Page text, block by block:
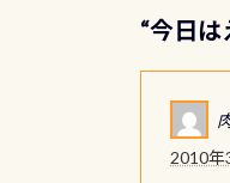
“今日は
2010年